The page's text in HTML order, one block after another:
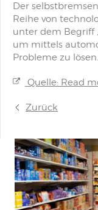
Der
Reihe von
unter dem Begriff
um mittels
Probleme zu lösen.
Quelle: Read
Zurück